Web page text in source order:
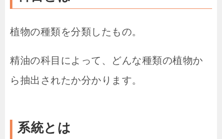
植物の種類を分類したもの。
精油の科目によって、どんな種類の植物か
ら抽出されたか分かります。
系統とは